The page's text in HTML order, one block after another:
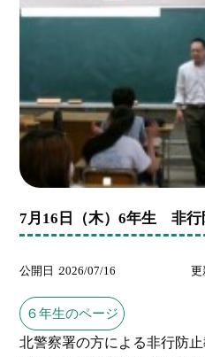
7月16日（木）6年生 非行
公開日 2026/07/16 更
６年生のページ
北警察署の方による非行防